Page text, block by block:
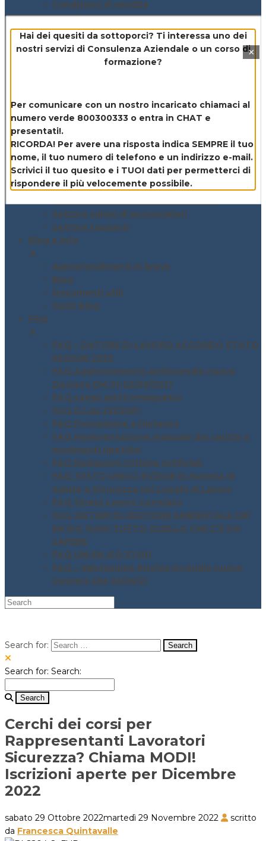
Condizioni di vendita
Contattaci
▼
Contattaci
Invio documenti
▼
Settore generico
Settore edili / impiantisti / costruzioni
Settore legno
Settore officine meccaniche
Settore metalmeccanico
Settore Ristorazione e produzione,
Settore saloni di acconciatori
Settore trasporti
Blog e Info
▼
Approfondimenti in breve
Blog
Documenti utili
Fonti Blog
FAQ
▼
FAQ – DATORE DI LAVORO ACCORDO STATO
REGIONI 2025
FAQ Aggiornamento Antincendio nuovo
Decreto DM 01-02/09/2021
FAQ campi elettromagnetici
FAQ D.Lgs 231/2001
FAQ Formazione a Distanza
FAQ Movimentazione manuale dei carichi e
movimenti ripetitivi
FAQ Radiazioni Ottiche Artificiali
FAQ TESTO UNICO 81/2028 in materia di
Salute e Sicurezza nei Luoghi di Lavoro
FAQ Stress Lavoro Correlato
FAQ SISTEMI DI GESTIONE AMBIENTALE UNI
EN ISO 14001 TUTTO QUELLO CHE C’È DA
SAPERE
FAQ UNI EN ISO 37001
FAQ – Valutazione Rischio incendio nuovo
Decreto DM 03/06/21
Search for:
Search for: Search:
Cerchi dei corsi per
Rappresentanti Lavoratori
Sicurezza? Chiama MODI!
Iscrizioni aperte per Dicembre
2022
sabato 29 Ottobre 2022martedì 29 Novembre 2022
scritto
da Francesca Quintavalle
Hai dei quesiti da sottoporci? Ti interessa uno dei
nostri servizi di Consulenza Aziendale o un corso di
formazione?
Per comunicare con un nostro incaricato chiamaci al
numero verde 800300333 o entra in CHAT e
presentati!.
RICORDA! Per avere una risposta indica SEMPRE il tuo
nome, il tuo numero di telefono e un indirizzo e-mail.
Scrivici il tuo quesito e i TUOI dati per permetterci di
rispondere il più velocemente possibile.
×